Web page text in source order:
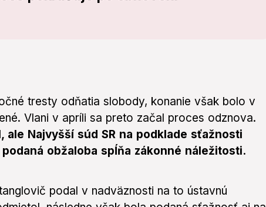
tresty odňatia slobody, konanie však bolo v
Vlani v apríli sa preto začal proces odznova.
ale Najvyšší súd SR na podklade sťažnosti
obžaloba spĺňa zákonné náležitosti.
podal v nadväznosti na to ústavnú